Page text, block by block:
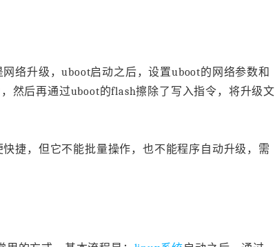
络升级，uboot启动之后，设置uboot的网络参数和
然后再通过uboot的flash擦除了写入指令，将升级文
捷，但它不能批量操作，也不能程序自动升级，需